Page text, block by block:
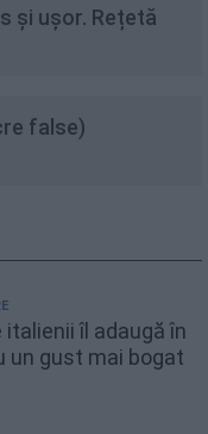
și ușor. Rețetă
false)
îl adaugă în
un gust mai bogat